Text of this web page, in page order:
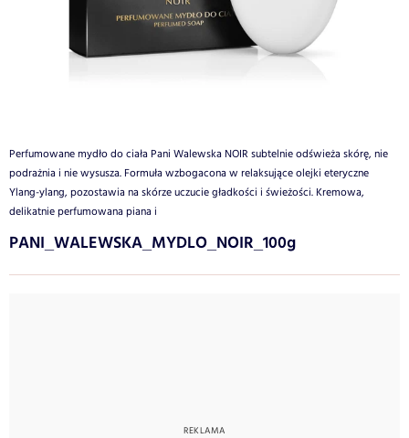
Perfumowane mydło do ciała Pani Walewska NOIR subtelnie odświeża skórę, nie
podrażnia i nie wysusza. Formuła wzbogacona w relaksujące olejki eteryczne
Ylang-ylang, pozostawia na skórze uczucie gładkości i świeżości. Kremowa,
delikatnie perfumowana piana i
PANI_WALEWSKA_MYDLO_NOIR_100g